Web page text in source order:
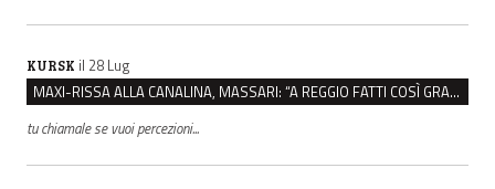
KURSK il 28 Lug
MAXI-RISSA ALLA CANALINA, MASSARI: “A REGGIO FATTI COSÌ GRAVI NON DEVONO TROVARE SPAZIO”
tu chiamale se vuoi percezioni...